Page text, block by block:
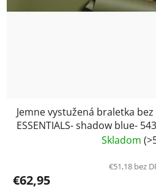
Jemne vystužená braletka
ESSENTIALS- shadow blue-
Skladom
€51,18 bez
€62,95